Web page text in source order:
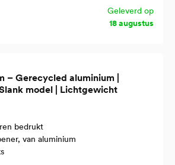
Geleverd op
18 augustus
– Gerecycled aluminium |
model | Lichtgewicht
bedrukt
van aluminium